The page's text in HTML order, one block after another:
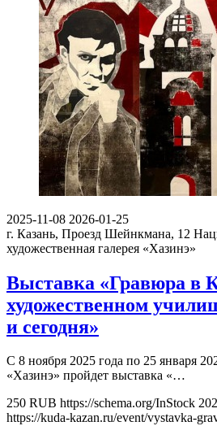
2025-11-08 2026-01-25
г. Казань, Проезд Шейнкмана, 12
художественная галерея «Хазинэ»
Выставка «Гравюра в
художественном
и сегодня»
С 8 ноября 2025 года по 25 января
«Хазинэ» пройдет выставка «…
250 RUB https://schema.org/InStock
https://kuda-kazan.ru/event/vystavka-